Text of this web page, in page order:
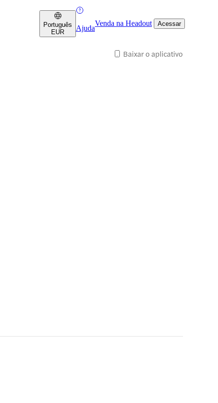
Português
EUR
Ajuda
Venda na Headout Acessar
Baixar o aplicativo